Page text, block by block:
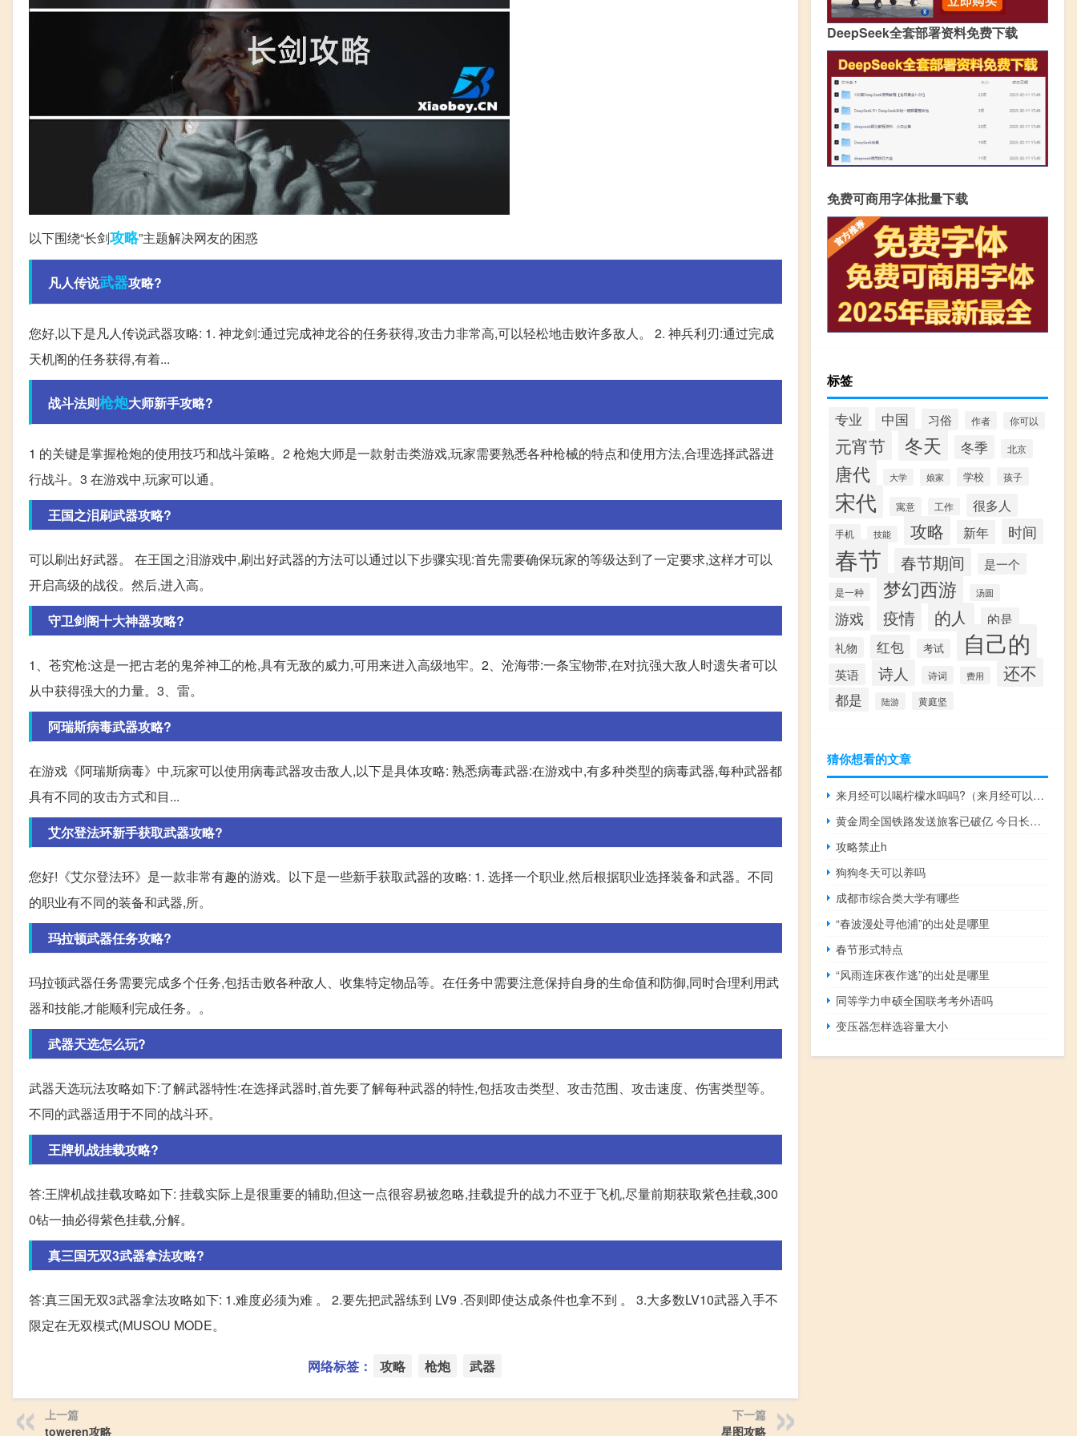
以下围绕“长剑攻略”主题解决网友的困惑
凡人传说武器攻略?
您好,以下是凡人传说武器攻略: 1. 神龙剑:通过完成神龙谷的任务获得,攻击力非常高,可以轻松地击败许多敌人。 2. 神兵利刃:通过完成
天机阁的任务获得,有着...
战斗法则枪炮大师新手攻略?
1 的关键是掌握枪炮的使用技巧和战斗策略。2 枪炮大师是一款射击类游戏,玩家需要熟悉各种枪械的特点和使用方法,合理选择武器进
行战斗。3 在游戏中,玩家可以通。
王国之泪刷武器攻略?
可以刷出好武器。 在王国之泪游戏中,刷出好武器的方法可以通过以下步骤实现:首先需要确保玩家的等级达到了一定要求,这样才可以
开启高级的战役。然后,进入高。
守卫剑阁十大神器攻略?
1、苍究枪:这是一把古老的鬼斧神工的枪,具有无敌的威力,可用来进入高级地牢。2、沧海带:一条宝物带,在对抗强大敌人时遗失者可以
从中获得强大的力量。3、雷。
阿瑞斯病毒武器攻略?
在游戏《阿瑞斯病毒》中,玩家可以使用病毒武器攻击敌人,以下是具体攻略: 熟悉病毒武器:在游戏中,有多种类型的病毒武器,每种武器都
具有不同的攻击方式和目...
艾尔登法环新手获取武器攻略?
您好!《艾尔登法环》是一款非常有趣的游戏。以下是一些新手获取武器的攻略: 1. 选择一个职业,然后根据职业选择装备和武器。不同
的职业有不同的装备和武器,所。
玛拉顿武器任务攻略?
玛拉顿武器任务需要完成多个任务,包括击败各种敌人、收集特定物品等。在任务中需要注意保持自身的生命值和防御,同时合理利用武
器和技能,才能顺利完成任务。。
武器天选怎么玩?
武器天选玩法攻略如下:了解武器特性:在选择武器时,首先要了解每种武器的特性,包括攻击类型、攻击范围、攻击速度、伤害类型等。
不同的武器适用于不同的战斗环。
王牌机战挂载攻略?
答:王牌机战挂载攻略如下: 挂载实际上是很重要的辅助,但这一点很容易被忽略,挂载提升的战力不亚于飞机,尽量前期获取紫色挂载,300
0钻一抽必得紫色挂载,分解。
真三国无双3武器拿法攻略?
答:真三国无双3武器拿法攻略如下: 1.难度必须为难 。 2.要先把武器练到 LV9 .否则即使达成条件也拿不到 。 3.大多数LV10武器入手不
限定在无双模式(MUSOU MODE。
网络标签： 攻略 枪炮 武器
上一篇
toweren攻略
下一篇
星图攻略
DeepSeek全套部署资料免费下载
免费可商用字体批量下载
标签
专业 中国 习俗 作者 你可以
元宵节 冬天 冬季 北京
唐代 大学 娘家 学校 孩子
宋代 寓意 工作 很多人
手机 技能 攻略 新年 时间
春节 春节期间 是一个
是一种 梦幻西游 汤圆
游戏 疫情 的人 的是
礼物 红包 考试 自己的
英语 诗人 诗词 费用 还不
都是 陆游 黄庭坚
猜你想看的文章
来月经可以喝柠檬水吗吗?（来月经可以喝柠檬水吗吗）
黄金周全国铁路发送旅客已破亿 今日长三角等热点地区返程交通流量将持续增长
攻略禁止h
狗狗冬天可以养吗
成都市综合类大学有哪些
“春波漫处寻他浦”的出处是哪里
春节形式特点
“风雨连床夜作逃”的出处是哪里
同等学力申硕全国联考考外语吗
变压器怎样选容量大小